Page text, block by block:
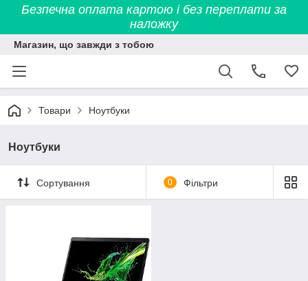
Безпечна оплата картою і без переплати за
наложку
Магазин, що завжди з тобою
Товари Ноутбуки
Ноутбуки
Сортування 0 Фільтри